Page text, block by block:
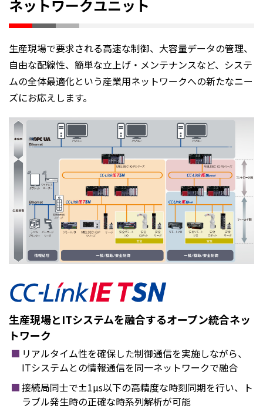
ネットワークユニット
生産現場で要求される高速な制御、大容量データの管理、
自由な配線性、簡単な立上げ・メンテナンスなど、システ
ムの全体最適化という産業用ネットワークへの新たなニー
ズにお応えします。
生産現場とITシステムを融合するオープン統合ネッ
トワーク
リアルタイム性を確保した制御通信を実施しながら、
ITシステムとの情報通信を同一ネットワークで融合
接続局同士で±1µs以下の高精度な時刻同期を行い、ト
ラブル発生時の正確な時系列解析が可能